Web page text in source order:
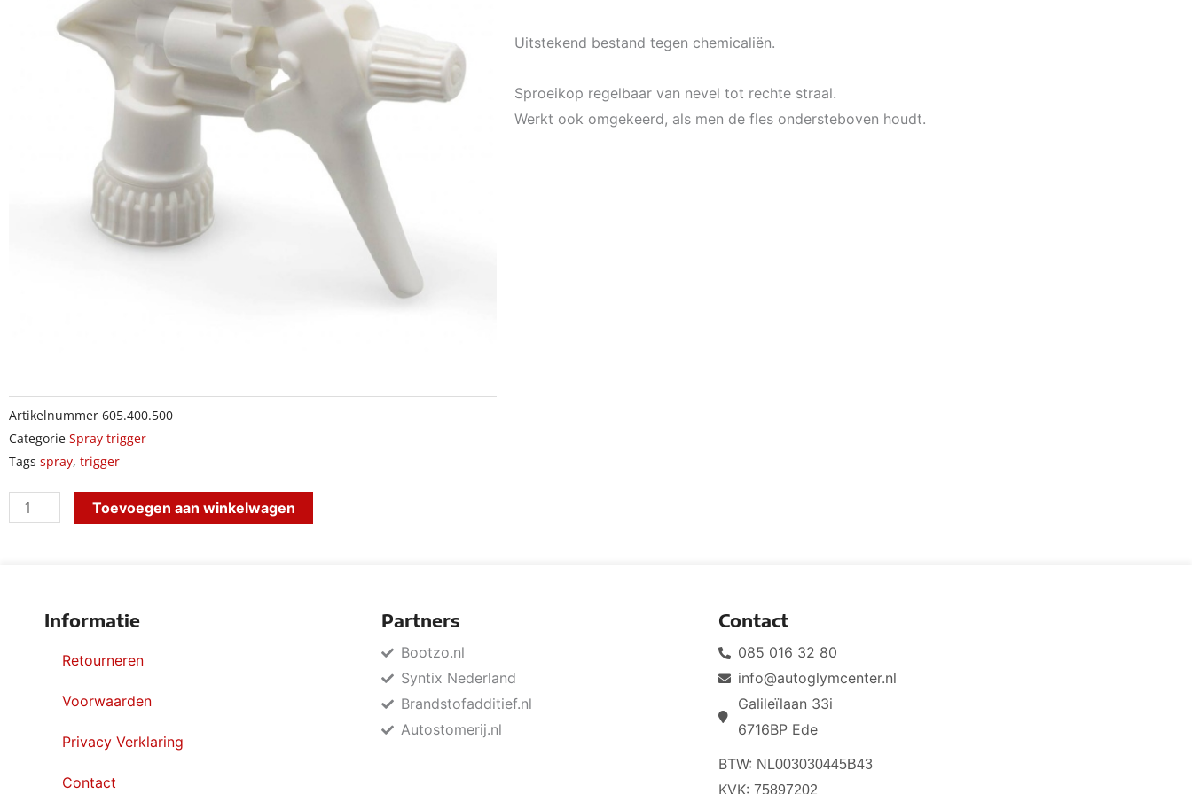
Artikelnummer 605.400.500
Categorie Spray trigger
Tags spray, trigger
tex
aanzuigbuis
Toevoegen aan winkelwagen
Uitstekend bestand tegen chemicaliën.
Sproeikop regelbaar van nevel tot rechte straal.
Werkt ook omgekeerd, als men de fles ondersteboven houdt.
Informatie
Retourneren
Voorwaarden
Privacy Verklaring
Contact
Partners
Bootzo.nl
Syntix Nederland
Brandstofadditief.nl
Autostomerij.nl
Contact
085 016 32 80
info@autoglymcenter.nl
Galileïlaan 33i
6716BP Ede
BTW: NL003030445B43
KVK: 75897202